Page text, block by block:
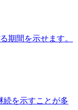
期間を示せます。
続を示すことが多